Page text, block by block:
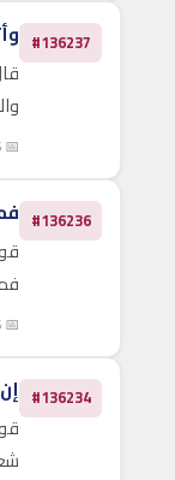
#136237
-
📅 03/08/2016
#136236
📅 03/08/2016
#136234